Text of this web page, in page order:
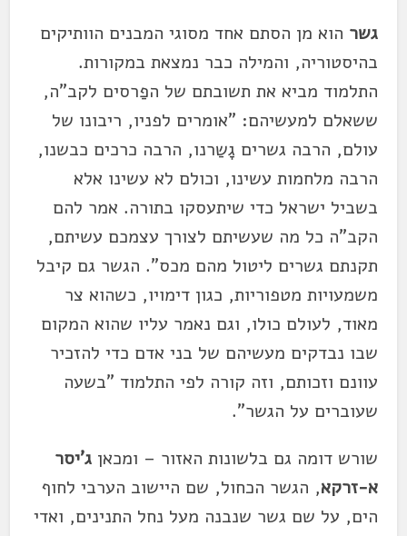
גשר הוא מן הסתם אחד מסוגי המבנים הוותיקים
בהיסטוריה, והמילה כבר נמצאת במקורות.
התלמוד מביא את תשובתם של הפַרסים לקב"ה,
ששאלם למעשיהם: "אומרים לפניו, ריבונו של
עולם, הרבה גשרים גָשַרנו, הרבה כרכים כבשנו,
הרבה מלחמות עשינו, וכולם לא עשינו אלא
בשביל ישראל כדי שיתעסקו בתורה. אמר להם
הקב"ה כל מה שעשיתם לצורך עצמכם עשיתם,
תקנתם גשרים ליטול מהם מכס". הגשר גם קיבל
משמעויות מטפוריות, כגון דימויו, כשהוא צר
מאוד, לעולם כולו, וגם נאמר עליו שהוא המקום
שבו נבדקים מעשיהם של בני אדם כדי להזכיר
עוונם וזכותם, וזה קורה לפי התלמוד "בשעה
שעוברים על הגשר".
שורש דומה גם בלשונות האזור – ומכאןג'יסר
א-זרקא, הגשר הכחול, שם היישוב הערבי לחוף
הים, על שם גשר שנבנה מעל נחל התנינים, ואדי